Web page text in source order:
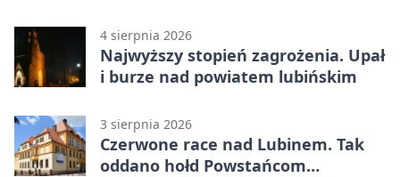
4 sierpnia 2026
Najwyższy stopień zagrożenia. Upał
i burze nad powiatem lubińskim
3 sierpnia 2026
Czerwone race nad Lubinem. Tak
oddano hołd Powstańcom